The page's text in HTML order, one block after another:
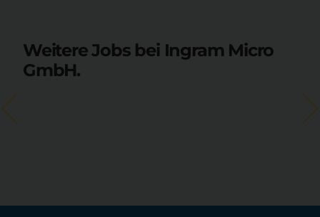
Weitere Jobs bei Ingram Micro
GmbH.